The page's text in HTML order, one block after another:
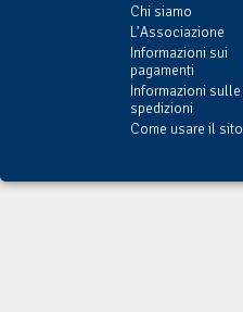
Chi siamo
L'Associazione
Informazioni sui
pagamenti
Informazioni sulle
spedizioni
Come usare il sito